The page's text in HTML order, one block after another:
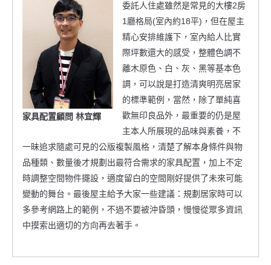
家具配置顧問 林宜輝
委託人住處雖然是常見的大樓2房
1廳格局(室內約18平)，但在屋主
精心安排維護下，室內給人比實
際坪數還大的感受，整體色調不
離木原色、白、灰、黑等基本色
調，可以說是打造清爽明亮居家
的標準範例，當然，除了單純喜
歡無印良品外，最重要的仍是屋
主本人所展現的品味與素養，不
一昧追求隨處可見的公版複製風格，清楚了解本身條件與物
品種類、數量後才規劃出最符合需求的家具配置，加上不定
時調整空間物件擺設，適度留白的空間剛好提供了未來可能
變動的舞台。最後屋主給予大家一些建議：規劃居家時可以
多參考網路上的範例，不過不要被沖昏頭，慢慢從眾多資訊
中摸索出適切的方向再去著手。